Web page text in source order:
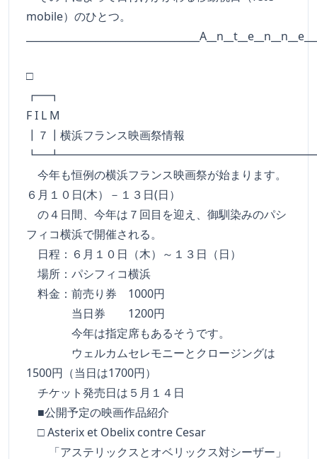
mobile）のひとつ。
□
F I L M
┃７┃横浜フランス映画祭情報
今年も恒例の横浜フランス映画祭が始まります。
６月１０日(木）－１３日(日）
の４日間、今年は７回目を迎え、御馴染みのパシ
フィコ横浜で開催される。
日程：６月１０日（木）～１３日（日）
場所：パシフィコ横浜
料金：前売り券 1000円
当日券 1200円
今年は指定席もあるそうです。
ウェルカムセレモニーとクロージングは
1500円（当日は1700円）
チケット発売日は５月１４日
■公開予定の映画作品紹介
□ Asterix et Obelix contre Cesar
「アステリックスとオベリックス対シーザー」